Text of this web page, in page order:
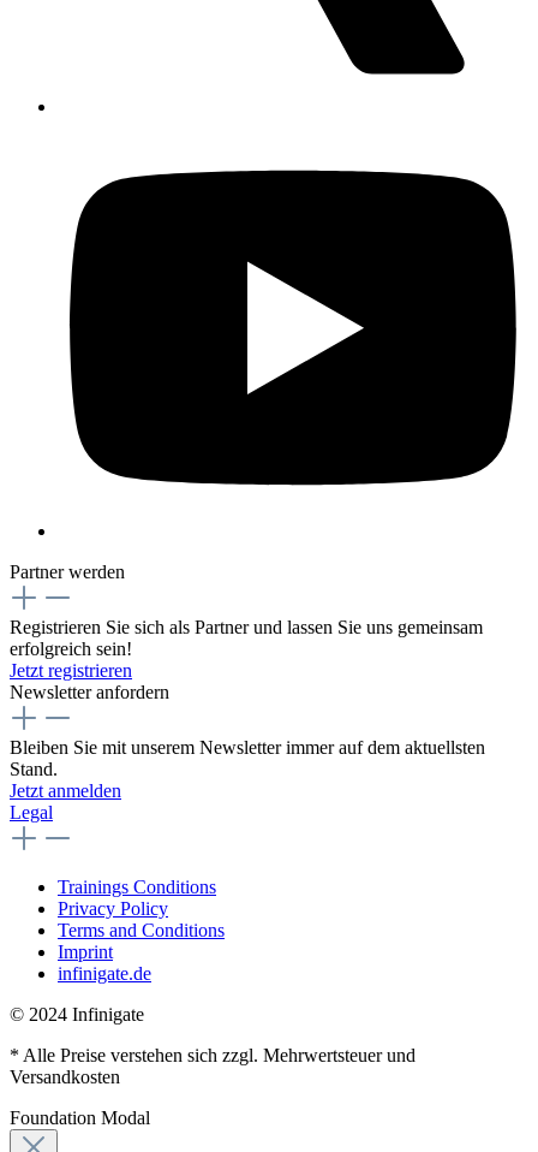
Partner werden
Registrieren Sie sich als Partner und lassen Sie uns gemeinsam
erfolgreich sein!
Jetzt registrieren
Newsletter anfordern
Bleiben Sie mit unserem Newsletter immer auf dem aktuellsten
Stand.
Jetzt anmelden
Legal
Trainings Conditions
Privacy Policy
Terms and Conditions
Imprint
infinigate.de
© 2024 Infinigate
* Alle Preise verstehen sich zzgl. Mehrwertsteuer und
Versandkosten
Foundation Modal